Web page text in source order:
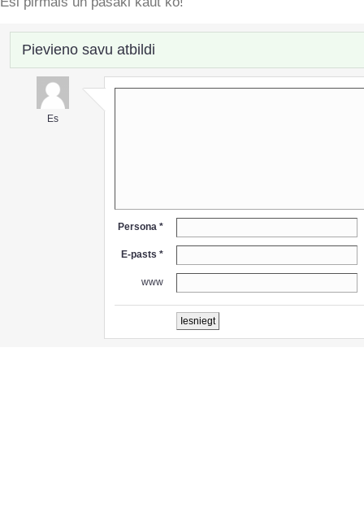
Pievieno savu atbildi
Es
Persona *
E-pasts *
www